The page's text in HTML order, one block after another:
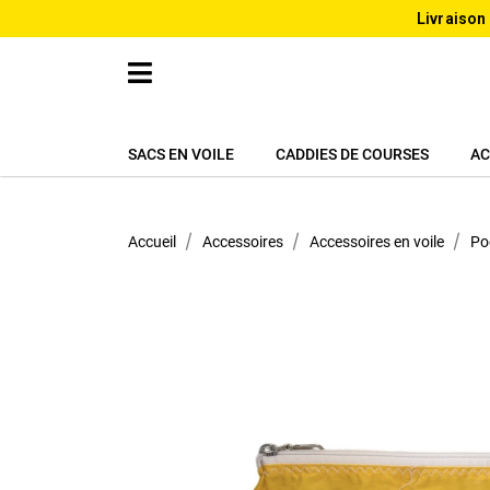
SACS EN VOILE CADDIES DE COURSES
Accueil Accessoires Accessoires en voile